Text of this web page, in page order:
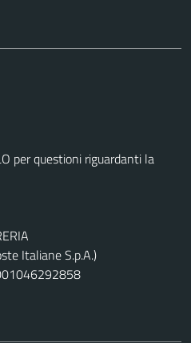
per questioni riguardanti la
Italiane S.p.A.)